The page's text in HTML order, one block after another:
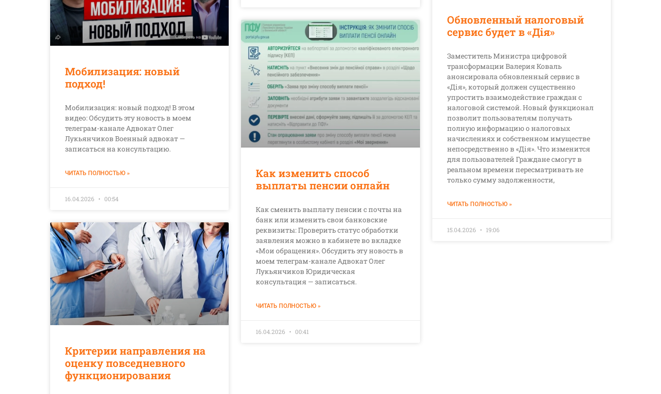
Мобилизация: новый
подход!
Мобилизация: новый подход! В этом
видео: Обсудить эту новость в моем
телеграм-канале Адвокат Олег
Лукьянчиков Военный адвокат —
записаться на консультацию.
ЧИТАТЬ ПОЛНОСТЬЮ »
16.04.2026 00:54
Как изменить способ
выплаты пенсии онлайн
Как сменить выплату пенсии с почты на
банк или изменить свои банковские
реквизиты: Проверить статус обработки
заявления можно в кабинете во вкладке
«Мои обращения». Обсудить эту новость в
моем телеграм-канале Адвокат Олег
Лукьянчиков Юридическая
консультация — записаться.
ЧИТАТЬ ПОЛНОСТЬЮ »
16.04.2026 00:41
Обновленный налоговый
сервис будет в «Дія»
Заместитель Министра цифровой
трансформации Валерия Коваль
анонсировала обновленный сервис в
«Дія», который должен существенно
упростить взаимодействие граждан с
налоговой системой. Новый функционал
позволит пользователям получать
полную информацию о налоговых
начислениях и собственном имуществе
непосредственно в «Дія». Что изменится
для пользователей Граждане смогут в
реальном времени пересматривать не
только сумму задолженности,
ЧИТАТЬ ПОЛНОСТЬЮ »
15.04.2026 19:06
Критерии направления на
оценку повседневного
функционирования